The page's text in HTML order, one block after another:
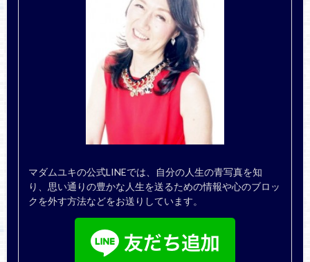
マダムユキの公式LINEでは、自分の人生の青写真を知
り、思い通りの豊かな人生を送るための情報や心のブロッ
クを外す方法などをお送りしています。